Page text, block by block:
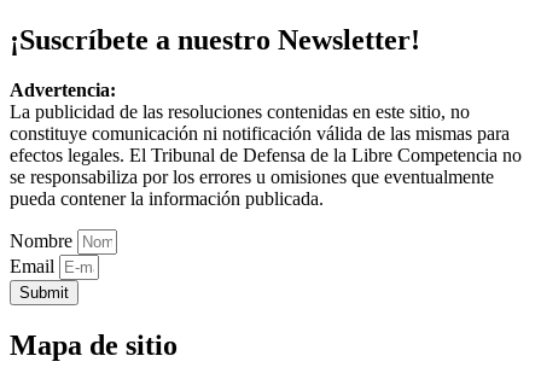
¡Suscríbete a nuestro Newsletter!
Advertencia:
La publicidad de las resoluciones contenidas en este sitio, no
constituye comunicación ni notificación válida de las mismas para
efectos legales. El Tribunal de Defensa de la Libre Competencia no
se responsabiliza por los errores u omisiones que eventualmente
pueda contener la información publicada.
Nombre
Email
Submit
Mapa de sitio